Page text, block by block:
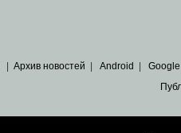
Архив новостей Android Google